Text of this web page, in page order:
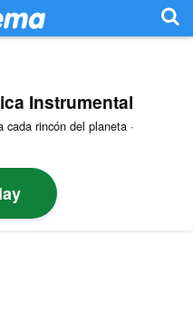
Instrumental
cada rincón del planeta ·